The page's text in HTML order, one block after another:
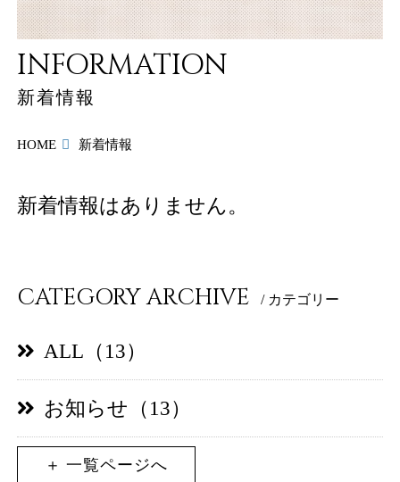
INFORMATION
新着情報
HOME 新着情報
新着情報はありません。
CATEGORY ARCHIVE / カテゴリー
ALL（13）
お知らせ（13）
＋ 一覧ページへ
レストラン・朝食
アクセス・周辺観光
駐車場
ご予約